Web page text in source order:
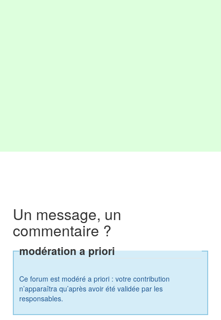
Un message, un
commentaire ?
modération a priori
Ce forum est modéré a priori : votre contribution
n’apparaîtra qu’après avoir été validée par les
responsables.